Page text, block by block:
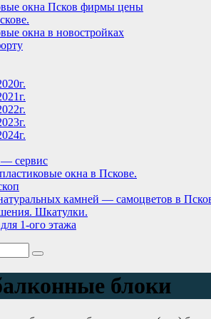
окна Псков фирмы цены
окна в новостройках
сервис
окна в Пскове.
камней — самоцветов в
Шкатулки.
1-ого этажа
блоки